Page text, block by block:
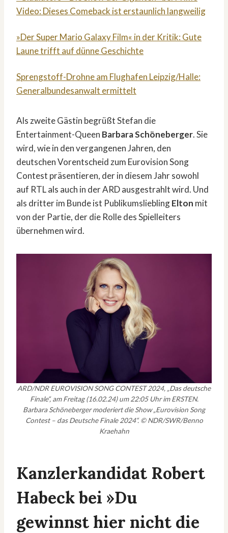
Video: Dieses Comeback ist erstaunlich langweilig
»Der Super Mario Galaxy Film« in der Kritik: Gute
Laune trifft auf dünne Geschichte
Sprengstoff-Drohne am Flughafen Leipzig/Halle:
Generalbundesanwalt ermittelt
Als zweite Gästin begrüßt Stefan die
Entertainment-Queen Barbara Schöneberger. Sie
wird, wie in den vergangenen Jahren, den
deutschen Vorentscheid zum Eurovision Song
Contest präsentieren, der in diesem Jahr sowohl
auf RTL als auch in der ARD ausgestrahlt wird. Und
als dritter im Bunde ist PublikumslieblingElton mit
von der Partie, der die Rolle des Spielleiters
übernehmen wird.
ARD/NDR EUROVISION SONG CONTEST 2024, „Das deutsche
Finale“, am Freitag (16.02.24) um 22:05 Uhr im ERSTEN.
Barbara Schöneberger moderiert die Show „Eurovision Song
Contest – das Deutsche Finale 2024“. © NDR/SWR/Benno
Kraehahn
Kanzlerkandidat Robert
Habeck bei »Du
gewinnst hier nicht die